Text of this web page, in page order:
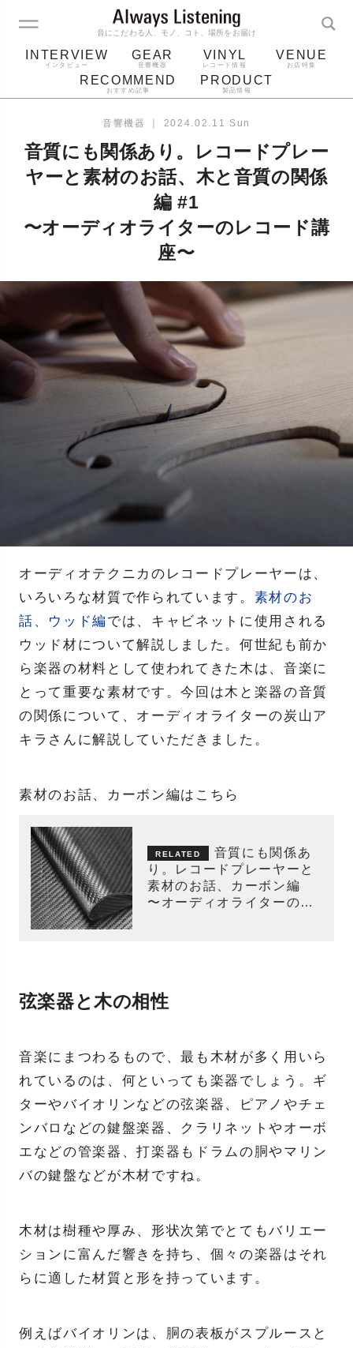
音にこだわる人、モノ、コト、場所をお届け
INTERVIEW
インタビュー
GEAR
音響機器
VINYL
レコード情報
VENUE
お店特集
RECOMMEND
おすすめ記事
PRODUCT
製品情報
ジャケット アルバム
レコード針
音響機器 ｜ 2024.02.11 Sun
音質にも関係あり。レコードプレー
ヤーと素材のお話、木と音質の関係
編 #1
〜オーディオライターのレコード講
座〜
オーディオテクニカのレコードプレーヤーは、
いろいろな材質で作られています。 素材のお
話、ウッド編 では、キャビネットに使用される
ウッド材について解説しました。何世紀も前か
ら楽器の材料として使われてきた木は、音楽に
とって重要な素材です。今回は木と楽器の音質
の関係について、オーディオライターの炭山ア
キラさんに解説していただきました。
素材のお話、カーボン編はこちら
音質にも関係あ
り。レコードプレーヤーと
素材のお話、カーボン編
〜オーディオライターのレ
弦楽器と木の相性
音楽にまつわるもので、最も木材が多く用いら
れているのは、何といっても楽器でしょう。ギ
ターやバイオリンなどの弦楽器、ピアノやチェ
ンバロなどの鍵盤楽器、クラリネットやオーボ
エなどの管楽器、打楽器もドラムの胴やマリン
バの鍵盤などが木材ですね。
木材は樹種や厚み、形状次第でとてもバリエー
ションに富んだ響きを持ち、個々の楽器はそれ
らに適した材質と形を持っています。
例えばバイオリンは、胴の表板がスプルースと